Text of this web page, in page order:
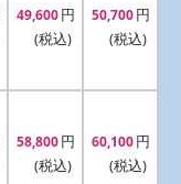
49,600 円
(税込)
50,700 円
(税込)
58,800 円
(税込)
60,100 円
(税込)